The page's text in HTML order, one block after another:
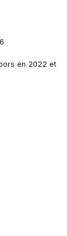
en 2022 et